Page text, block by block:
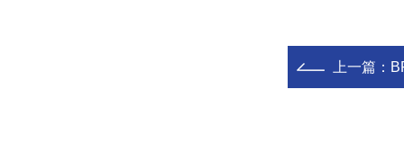
上一篇：